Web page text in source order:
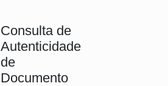
Consulta de
Autenticidade
de
Documento